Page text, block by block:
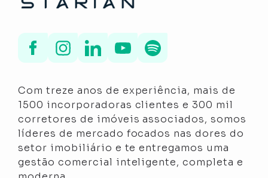
Com treze anos de experiência, mais de
1500 incorporadoras clientes e 300 mil
corretores de imóveis associados, somos
líderes de mercado focados nas dores do
setor imobiliário e te entregamos uma
gestão comercial inteligente, completa e